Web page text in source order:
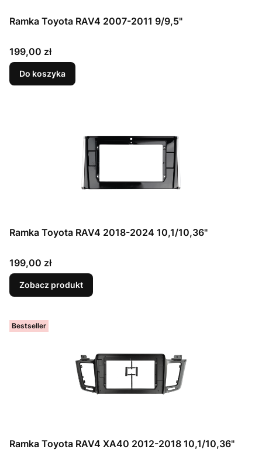
Ramka Toyota RAV4 2007-2011 9/9,5"
Cena
199,00 zł
Do koszyka
Ramka Toyota RAV4 2018-2024 10,1/10,36"
Cena
199,00 zł
Zobacz produkt
Bestseller
Ramka Toyota RAV4 XA40 2012-2018 10,1/10,36"